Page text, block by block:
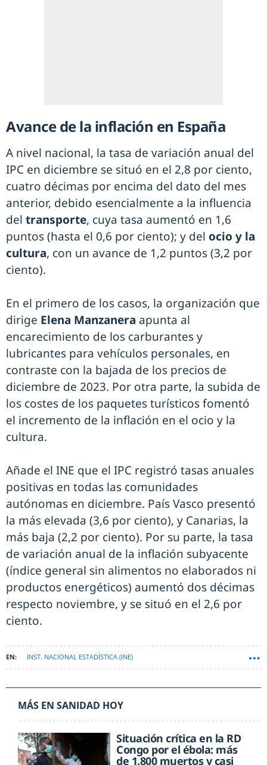
Avance de la inflación en España
A nivel nacional, la tasa de variación anual del
IPC en diciembre se situó en el 2,8 por ciento,
cuatro décimas por encima del dato del mes
anterior, debido esencialmente a la influencia
del transporte, cuya tasa aumentó en 1,6
puntos (hasta el 0,6 por ciento); y del ocio y la
cultura, con un avance de 1,2 puntos (3,2 por
ciento).
En el primero de los casos, la organización que
dirige Elena Manzanera apunta al
encarecimiento de los carburantes y
lubricantes para vehículos personales, en
contraste con la bajada de los precios de
diciembre de 2023. Por otra parte, la subida de
los costes de los paquetes turísticos fomentó
el incremento de la inflación en el ocio y la
cultura.
Añade el INE que el IPC registró tasas anuales
positivas en todas las comunidades
autónomas en diciembre. País Vasco presentó
la más elevada (3,6 por ciento), y Canarias, la
más baja (2,2 por ciento). Por su parte, la tasa
de variación anual de la inflación subyacente
(índice general sin alimentos no elaborados ni
productos energéticos) aumentó dos décimas
respecto noviembre, y se situó en el 2,6 por
ciento.
INST. NACIONAL ESTADÍSTICA (INE)
MÁS EN SANIDAD HOY
Situación crítica en la RD
Congo por el ébola: más
de 1.800 muertos y casi